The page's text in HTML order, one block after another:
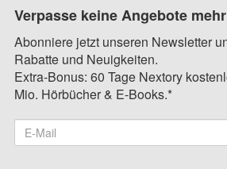
Verpasse keine Angebote
Abonniere jetzt unseren Newsletter
Rabatte und Neuigkeiten.
Extra-Bonus: 60 Tage Nextory
Mio. Hörbücher & E-Books.*